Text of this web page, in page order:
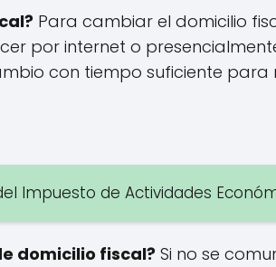
Para cambiar el domicilio
por internet o
con tiempo suficiente para
Impuesto de Actividades
domicilio fiscal? Si no se